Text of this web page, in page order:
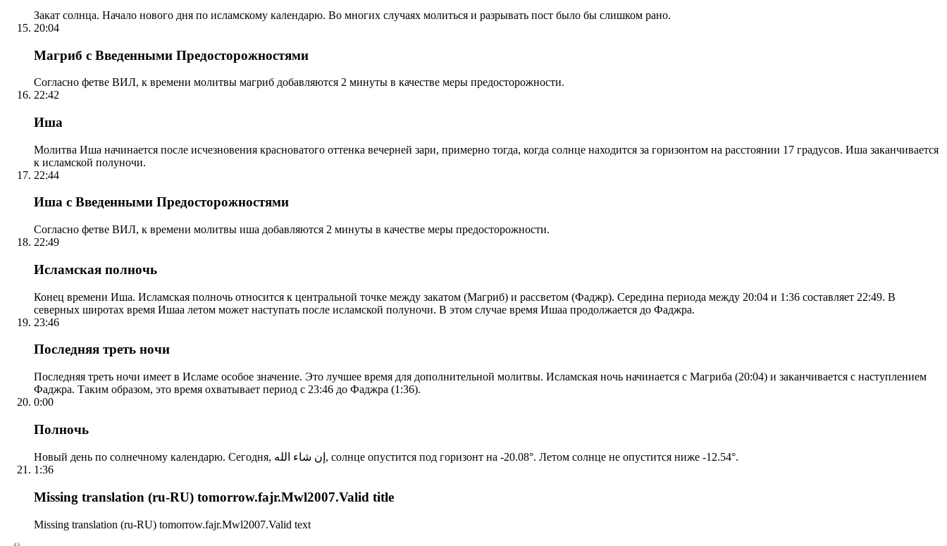
Закат солнца. Начало нового дня по исламскому календарю. Во многих случаях молиться и разрывать пост было бы слишком рано.
20:04
Магриб с Введенными Предосторожностями
Согласно фетве ВИЛ, к времени молитвы магриб добавляются 2 минуты в качестве меры предосторожности.
22:42
Иша
Молитва Иша начинается после исчезновения красноватого оттенка вечерней зари, примерно тогда, когда солнце находится за горизонтом на расстоянии 17 градусов. Иша заканчивается
к исламской полуночи.
22:44
Иша с Введенными Предосторожностями
Согласно фетве ВИЛ, к времени молитвы иша добавляются 2 минуты в качестве меры предосторожности.
22:49
Исламская полночь
Конец времени Иша. Исламская полночь относится к центральной точке между закатом (Магриб) и рассветом (Фаджр). Середина периода между 20:04 и 1:36 составляет 22:49. В
северных широтах время Ишаа летом может наступать после исламской полуночи. В этом случае время Ишаа продолжается до Фаджра.
23:46
Последняя треть ночи
Последняя треть ночи имеет в Исламе особое значение. Это лучшее время для дополнительной молитвы. Исламская ночь начинается с Магриба (20:04) и заканчивается с наступлением
Фаджра. Таким образом, это время охватывает период с 23:46 до Фаджра (1:36).
0:00
Полночь
Новый день по солнечному календарю. Сегодня, إن شاء الله, солнце опустится под горизонт на -20.08°. Летом солнце не опустится ниже -12.54°.
1:36
Missing translation (ru-RU) tomorrow.fajr.Mwl2007.Valid title
Missing translation (ru-RU) tomorrow.fajr.Mwl2007.Valid text